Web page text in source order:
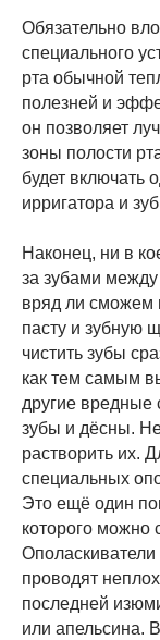
Обязательно
специального
рта обычной
полезней и
он позволяет
зоны полости
будет включать
ирригатора и
Наконец, ни в
за зубами
вряд ли сможем
пасту и зубную
чистить зубы
как тем самым
другие вредные
зубы и дёсны.
растворить их.
специальных
Это ещё один
которого можно
проводят
последней
или апельсина.